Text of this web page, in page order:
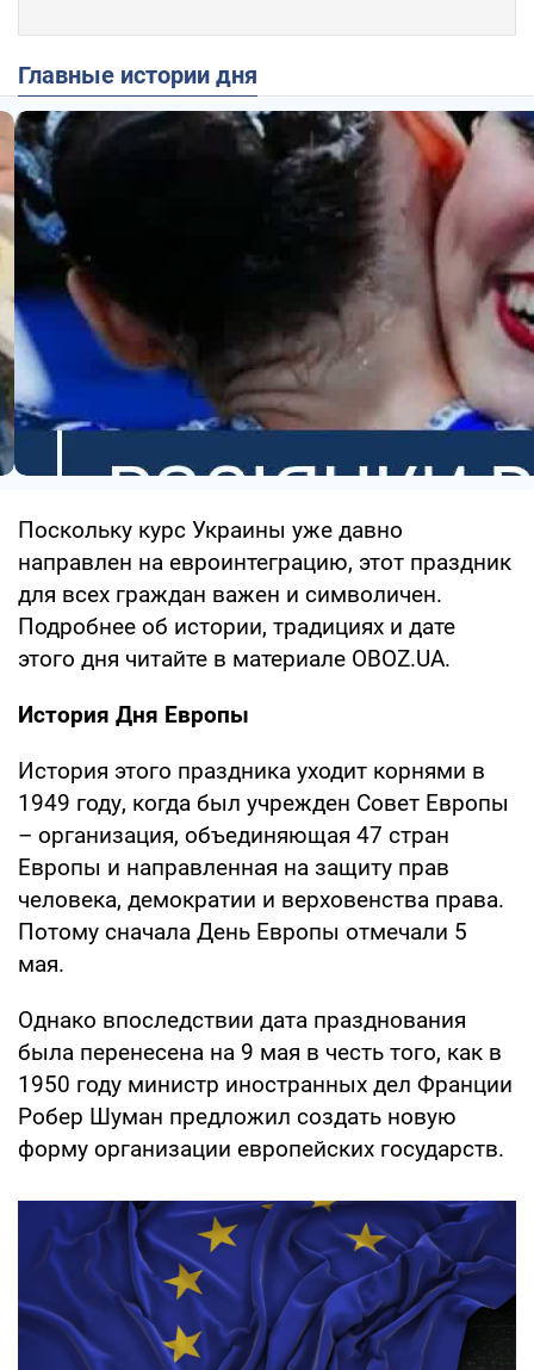
Главные истории дня
Поскольку курс Украины уже давно
направлен на евроинтеграцию, этот праздник
для всех граждан важен и символичен.
Подробнее об истории, традициях и дате
этого дня читайте в материале OBOZ.UA.
История Дня Европы
История этого праздника уходит корнями в
1949 году, когда был учрежден Совет Европы
– организация, объединяющая 47 стран
Европы и направленная на защиту прав
человека, демократии и верховенства права.
Потому сначала День Европы отмечали 5
мая.
Однако впоследствии дата празднования
была перенесена на 9 мая в честь того, как в
1950 году министр иностранных дел Франции
Робер Шуман предложил создать новую
форму организации европейских государств.